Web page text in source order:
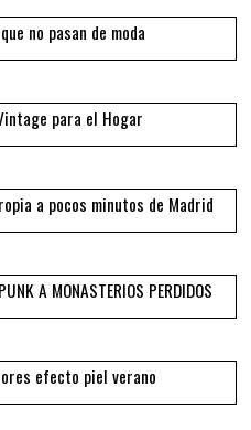
no pasan de moda
08
para el Hogar
09
a pocos minutos de Madrid
10
A MONASTERIOS PERDIDOS
11
efecto piel verano
12